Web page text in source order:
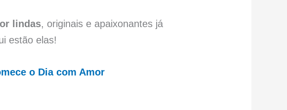
lindas, originais e apaixonantes já
estão elas!
o Dia com Amor